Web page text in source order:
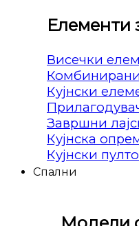
Елементи
Висечки
Кујнски
Завршни
Кујнска
Кујнски
Спални